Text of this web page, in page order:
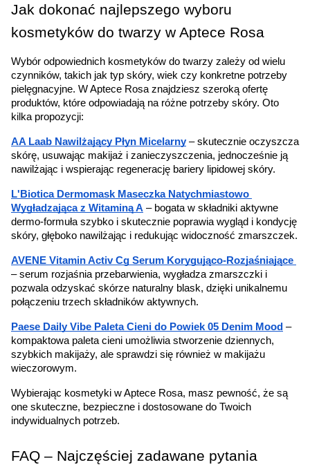
Jak dokonać najlepszego wyboru
kosmetyków do twarzy w Aptece Rosa
Wybór odpowiednich kosmetyków do twarzy zależy od wielu
czynników, takich jak typ skóry, wiek czy konkretne potrzeby
pielęgnacyjne. W Aptece Rosa znajdziesz szeroką ofertę
produktów, które odpowiadają na różne potrzeby skóry. Oto
kilka propozycji:
AA Laab Nawilżający Płyn Micelarny – skutecznie oczyszcza
skórę, usuwając makijaż i zanieczyszczenia, jednocześnie ją
nawilżając i wspierając regenerację bariery lipidowej skóry.
L'Biotica Dermomask Maseczka Natychmiastowo
Wygładzająca z Witaminą A – bogata w składniki aktywne
dermo-formuła szybko i skutecznie poprawia wygląd i kondycję
skóry, głęboko nawilżając i redukując widoczność zmarszczek.
– serum rozjaśnia przebarwienia, wygładza zmarszczki i
pozwala odzyskać skórze naturalny blask, dzięki unikalnemu
połączeniu trzech składników aktywnych.
Paese Daily Vibe Paleta Cieni do Powiek 05 Denim Mood –
kompaktowa paleta cieni umożliwia stworzenie dziennych,
szybkich makijaży, ale sprawdzi się również w makijażu
wieczorowym.
Wybierając kosmetyki w Aptece Rosa, masz pewność, że są
one skuteczne, bezpieczne i dostosowane do Twoich
indywidualnych potrzeb.
FAQ – Najczęściej zadawane pytania